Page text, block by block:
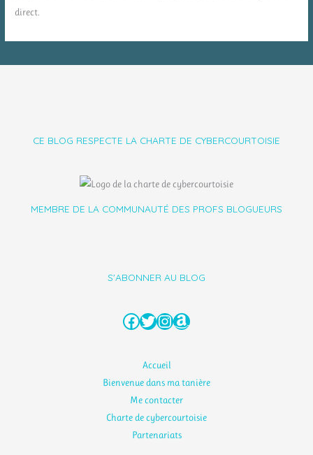
direct.
CE BLOG RESPECTE LA CHARTE DE CYBERCOURTOISIE
MEMBRE DE LA COMMUNAUTÉ DES PROFS BLOGUEURS
S'ABONNER AU BLOG
Facebook
Twitter
Instagram
Amazon
Accueil
Bienvenue dans ma tanière
Me contacter
Charte de cybercourtoisie
Partenariats